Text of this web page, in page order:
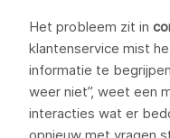
Het probleem zit in
klantenservice mist
informatie te
weer niet”, weet een
interacties wat er